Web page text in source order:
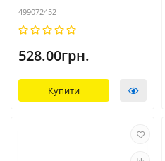
499072452-
528.00грн.
Купити